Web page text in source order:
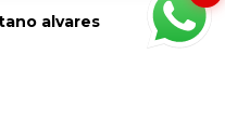
alvares